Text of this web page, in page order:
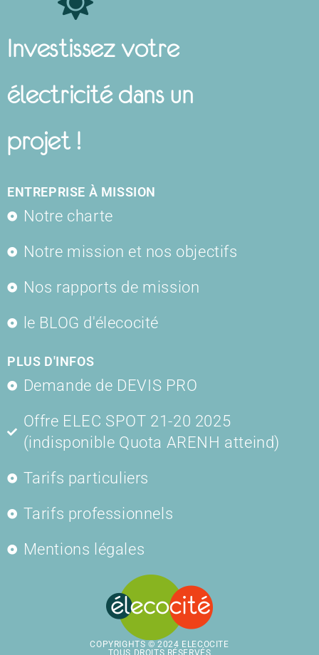
Investissez votre
électricité dans un
projet !
ENTREPRISE À MISSION
Notre charte
Notre mission et nos objectifs
Nos rapports de mission
le BLOG d'élecocité
PLUS D'INFOS
Demande de DEVIS PRO
Offre ELEC SPOT 21-20 2025
(indisponible Quota ARENH atteind)
Tarifs particuliers
Tarifs professionnels
Mentions légales
COPYRIGHTS © 2024 ELECOCITE
TOUS DROITS RÉSERVÉS